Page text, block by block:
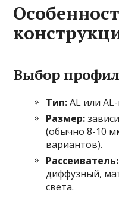
Выбор
Тип:AL или
Размер:
(обычно 8-10
вариантов).
Рассеиватель:
диффузный,
света.